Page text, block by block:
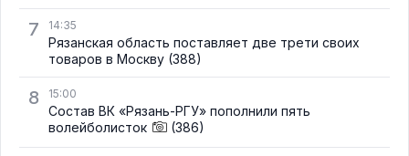
7 14:35
Рязанская область поставляет две трети своих
товаров в Москву (388)
8 15:00
Состав ВК «Рязань-РГУ» пополнили пять
волейболисток
(386)